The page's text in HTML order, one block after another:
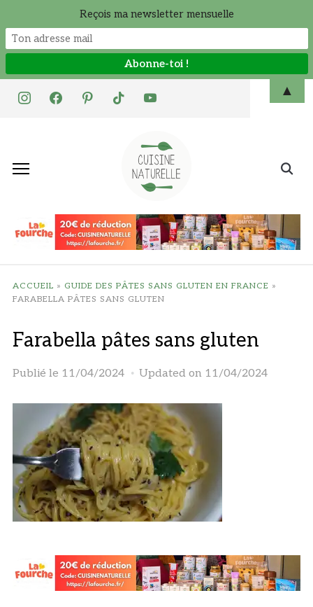
instagramfacebookpinteresttiktok youtube
Search
ACCUEIL » GUIDE DES PÂTES SANS GLUTEN EN FRANCE »
FARABELLA PÂTES SANS GLUTEN
Farabella pâtes sans gluten
Publié le 11/04/2024 Updated on 11/04/2024
Reçois ma newsletter mensuelle
▲